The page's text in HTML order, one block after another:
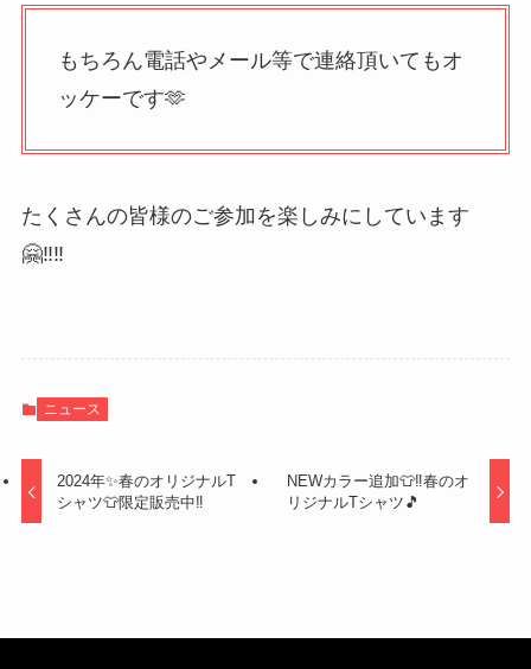
もちろん電話やメール等で連絡頂いてもオ
ッケーです🫶
たくさんの皆様のご参加を楽しみにしています
🤗‼️‼️
ニュース
2024年✨春のオリジナルT
シャツ👕限定販売中‼️
NEWカラー追加👕‼️春のオ
リジナルTシャツ🎵